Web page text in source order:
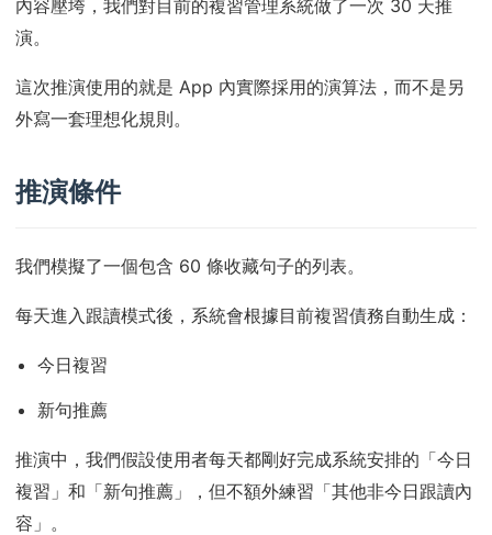
內容壓垮，我們對目前的複習管理系統做了一次 30 天推
演。
這次推演使用的就是 App 內實際採用的演算法，而不是另
外寫一套理想化規則。
推演條件
我們模擬了一個包含 60 條收藏句子的列表。
每天進入跟讀模式後，系統會根據目前複習債務自動生成：
今日複習
新句推薦
推演中，我們假設使用者每天都剛好完成系統安排的「今日
複習」和「新句推薦」，但不額外練習「其他非今日跟讀內
容」。